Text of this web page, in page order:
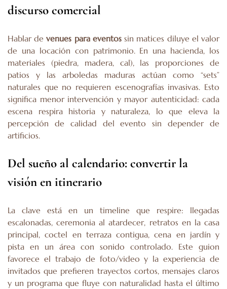
discurso comercial
Hablar devenues para eventossin matices diluye el valor
de una locación con patrimonio. En una hacienda, los
materiales (piedra, madera, cal), las proporciones de
patios y las arboledas maduras actúan como “sets”
naturales que no requieren escenografías invasivas. Esto
significa menor intervención y mayor autenticidad: cada
escena respira historia y naturaleza, lo que eleva la
percepción de calidad del evento sin depender de
artificios.
Del sueño al calendario: convertir la
visión en itinerario
La clave está en un timeline que respire: llegadas
escalonadas, ceremonia al atardecer, retratos en la casa
principal, coctel en terraza contigua, cena en jardín y
pista en un área con sonido controlado. Este guion
favorece el trabajo de foto/video y la experiencia de
invitados que prefieren trayectos cortos, mensajes claros
y un programa que fluye con naturalidad hasta el último